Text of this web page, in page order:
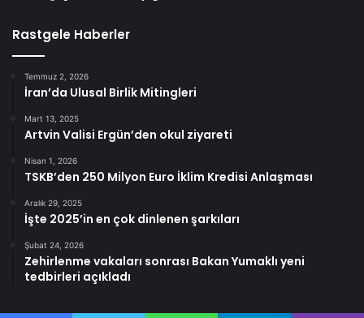
Rastgele Haberler
Temmuz 2, 2026
İran’da Ulusal Birlik Mitingleri
Mart 13, 2025
Artvin Valisi Ergün’den okul ziyareti
Nisan 1, 2026
TSKB’den 250 Milyon Euro İklim Kredisi Anlaşması
Aralık 29, 2025
İşte 2025’in en çok dinlenen şarkıları
Şubat 24, 2026
Zehirlenme vakaları sonrası Bakan Yumaklı yeni
tedbirleri açıkladı